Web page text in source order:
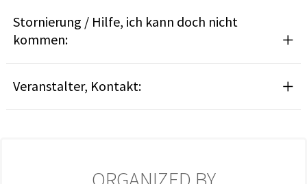
Stornierung / Hilfe, ich kann doch nicht
kommen:
Veranstalter, Kontakt: